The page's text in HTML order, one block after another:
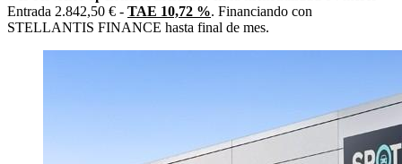
Entrada 2.842,50 € - TAE 10,72 %. Financiando con
STELLANTIS FINANCE hasta final de mes.